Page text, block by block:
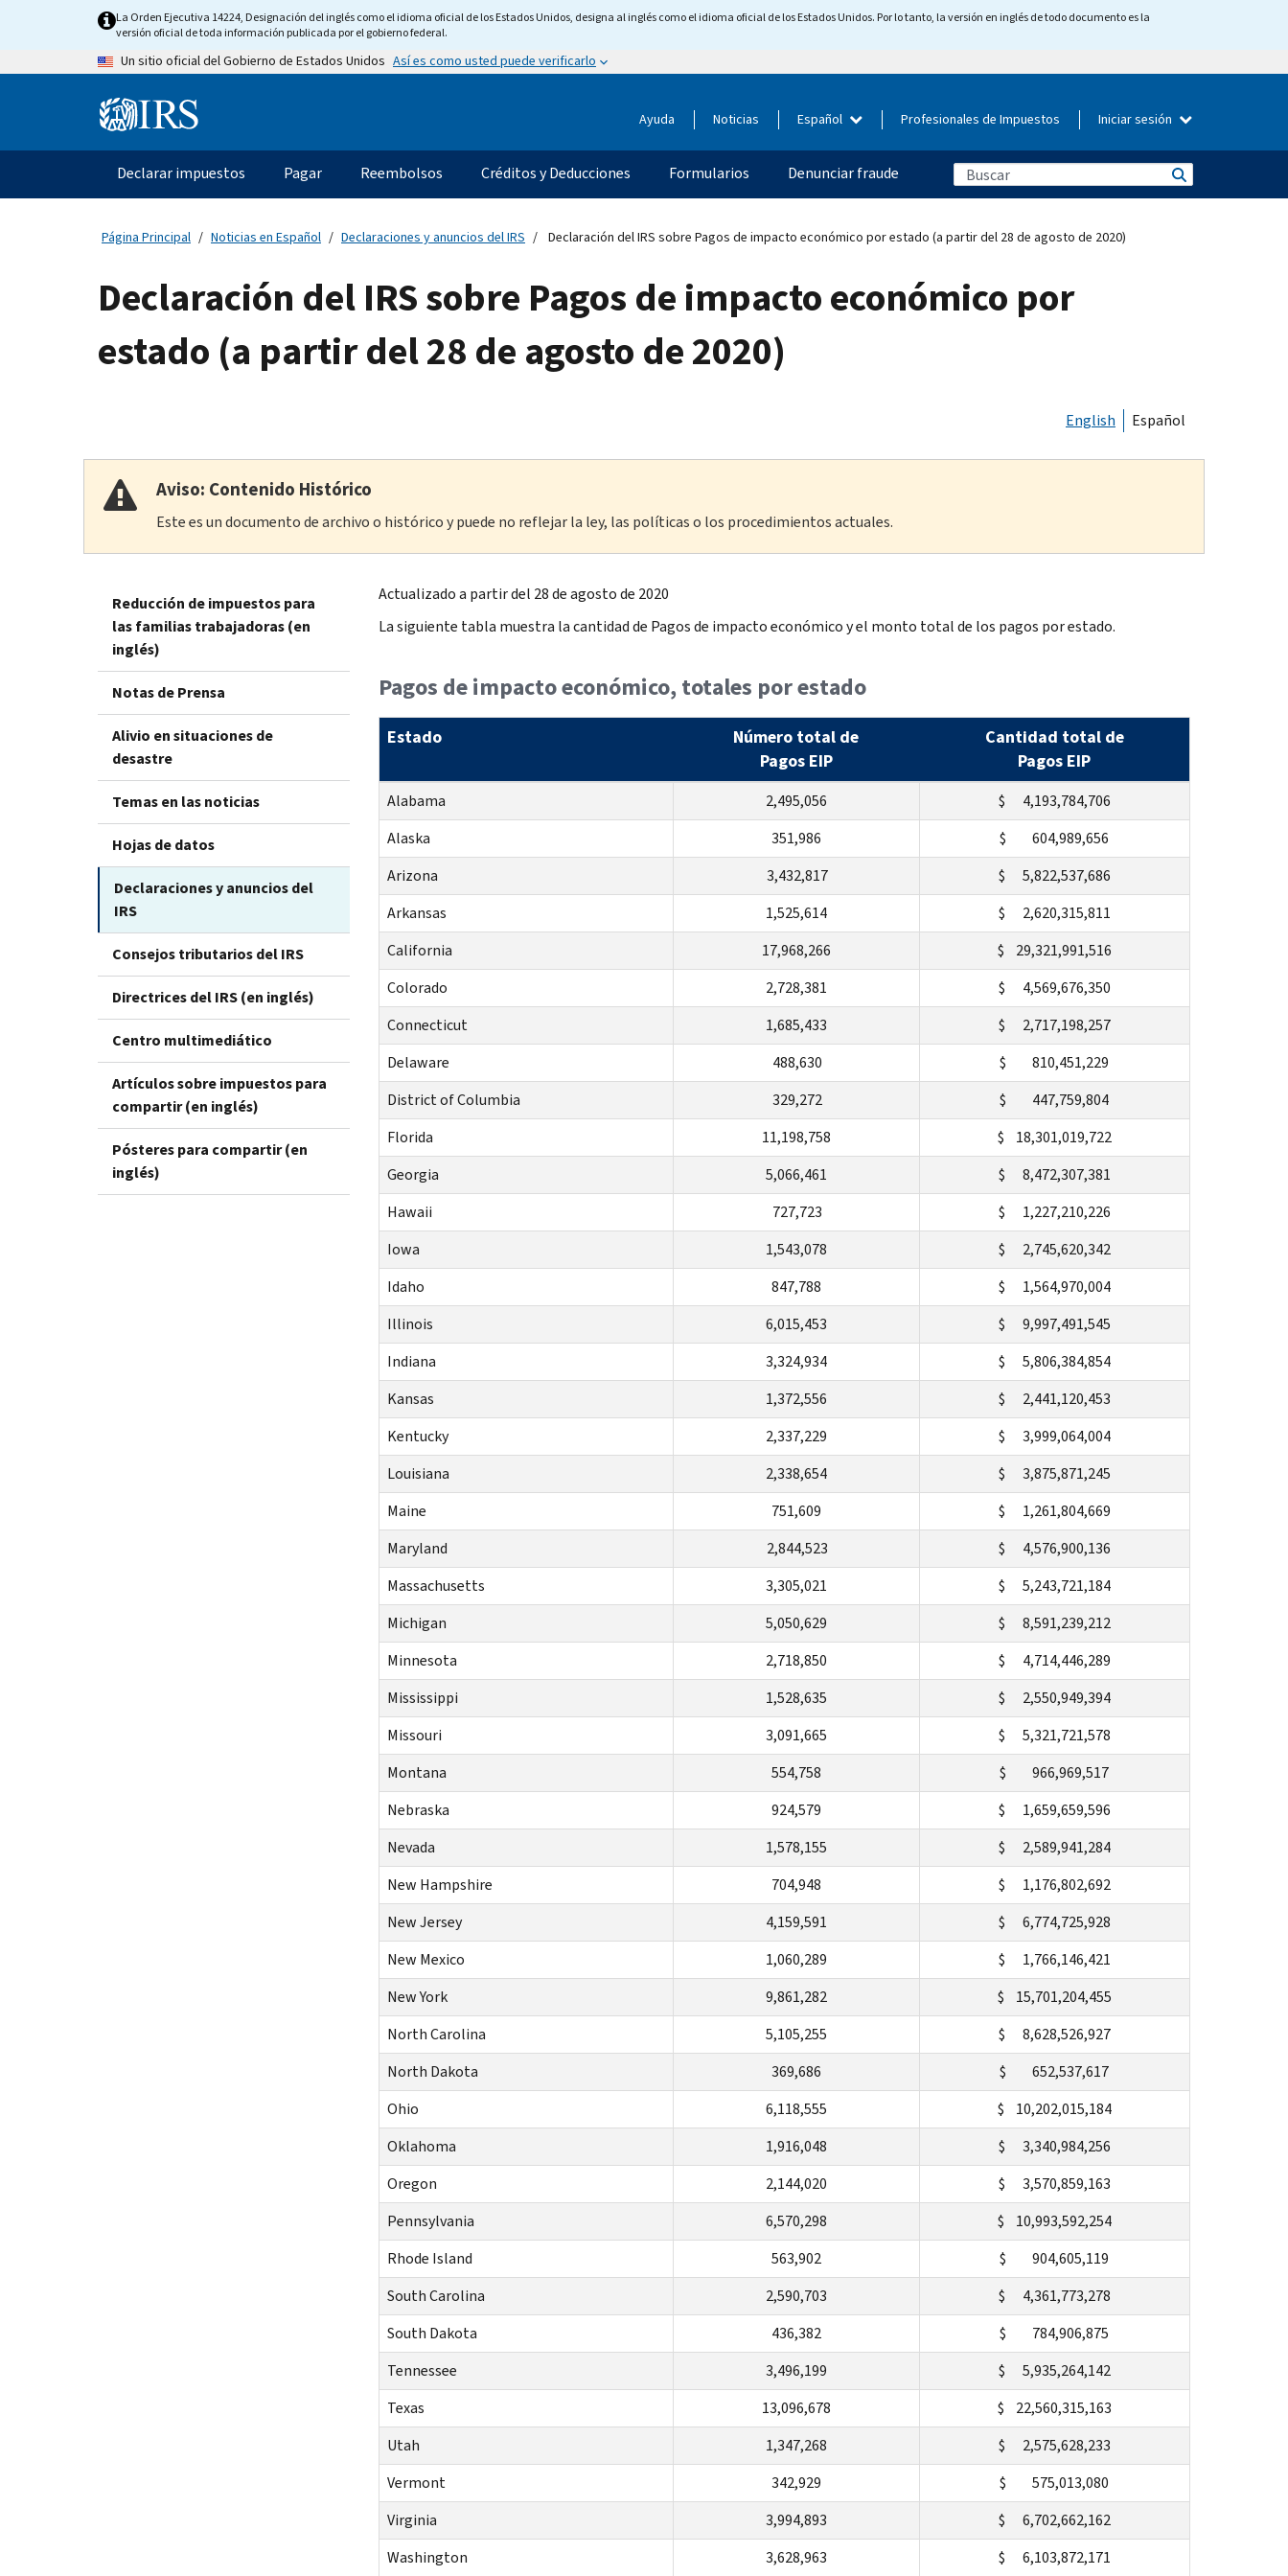
content
La Orden Ejecutiva 14224, Designación del inglés como el idioma oficial de los Estados Unidos, designa al inglés como el idioma oficial de los Estados Unidos. Por lo tanto, la versión en inglés de todo documento es la
versión oficial de toda información publicada por el gobierno federal.
Un sitio oficial del Gobierno de Estados Unidos Así es como usted puede verificarlo
Information Ayuda Noticias Español Profesionales de Impuestos Iniciar sesión
Navegación
principal
Declarar impuestos Pagar Reembolsos Créditos y Deducciones Formularios Denunciar fraude
Página Principal Noticias en Español Declaraciones y anuncios del IRS Declaración del IRS sobre Pagos de impacto económico por estado (a partir del 28 de agosto de 2020)
Declaración del IRS sobre Pagos de impacto económico por
estado (a partir del 28 de agosto de 2020)
English Español
Aviso: Contenido Histórico
Este es un documento de archivo o histórico y puede no reflejar la ley, las políticas o los procedimientos actuales.
Reducción de impuestos para
las familias trabajadoras (en
inglés)
Notas de Prensa
Alivio en situaciones de
desastre
Temas en las noticias
Hojas de datos
Declaraciones y anuncios del
IRS
Consejos tributarios del IRS
Directrices del IRS (en inglés)
Centro multimediático
Artículos sobre impuestos para
compartir (en inglés)
Pósteres para compartir (en
inglés)
Actualizado a partir del 28 de agosto de 2020
La siguiente tabla muestra la cantidad de Pagos de impacto económico y el monto total de los pagos por estado.
Pagos de impacto económico, totales por estado
Estado
Número total de
Pagos EIP
Cantidad total de
Pagos EIP
Alabama 2,495,056
$ 4,193,784,706
Alaska
351,986
$ 604,989,656
Arizona
3,432,817
$ 5,822,537,686
Arkansas
1,525,614
$ 2,620,315,811
California
17,968,266
$ 29,321,991,516
Colorado
2,728,381
$ 4,569,676,350
Connecticut
1,685,433
$ 2,717,198,257
Delaware
488,630
$ 810,451,229
District ofColumbia 329,272
$ 447,759,804
Florida
11,198,758
$ 18,301,019,722
Georgia
5,066,461
$ 8,472,307,381
Hawaii
727,723
$ 1,227,210,226
Iowa
1,543,078
$ 2,745,620,342
Idaho
847,788
$ 1,564,970,004
Illinois
6,015,453
$ 9,997,491,545
Indiana
3,324,934
$ 5,806,384,854
Kansas
1,372,556
$ 2,441,120,453
Kentucky
2,337,229
$ 3,999,064,004
Louisiana
2,338,654
$ 3,875,871,245
Maine
751,609
$ 1,261,804,669
Maryland
2,844,523
$ 4,576,900,136
Massachusetts
3,305,021
$ 5,243,721,184
Michigan
5,050,629
$ 8,591,239,212
Minnesota
2,718,850
$ 4,714,446,289
Mississippi
1,528,635
$ 2,550,949,394
Missouri
3,091,665
$ 5,321,721,578
Montana
554,758
$ 966,969,517
Nebraska
924,579
$ 1,659,659,596
Nevada
1,578,155
$ 2,589,941,284
New Hampshire 704,948
$ 1,176,802,692
NewJersey 4,159,591
$ 6,774,725,928
New Mexico 1,060,289
$ 1,766,146,421
NewYork 9,861,282
$ 15,701,204,455
NorthCarolina 5,105,255
$ 8,628,526,927
North Dakota 369,686
$ 652,537,617
Ohio
6,118,555
$ 10,202,015,184
Oklahoma
1,916,048
$ 3,340,984,256
Oregon
2,144,020
$ 3,570,859,163
Pennsylvania
6,570,298
$ 10,993,592,254
Rhode Island
563,902
$ 904,605,119
SouthCarolina 2,590,703
$ 4,361,773,278
South Dakota 436,382
$ 784,906,875
Tennessee
3,496,199
$ 5,935,264,142
Texas
13,096,678
$ 22,560,315,163
Utah
1,347,268
$ 2,575,628,233
Vermont
342,929
$ 575,013,080
Virginia
3,994,893
$ 6,702,662,162
Washington
3,628,963 $ 6,103,872,171